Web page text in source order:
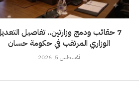
7 حقائب ودمج وزارتين.. تفاصيل
الوزاري المرتقب في حكومة حسان
أغسطس 5, 2026